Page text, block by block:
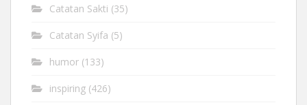
Catatan Sakti (35)
Catatan Syifa (5)
humor (133)
inspiring (426)